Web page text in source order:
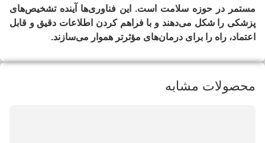
مستمر در حوزه سلامت است. این فناوری‌ها آینده تشخیص‌های
پزشکی را شکل می‌دهند و با فراهم کردن اطلاعات دقیق و قابل
اعتماد، راه را برای درمان‌های مؤثرتر هموار می‌سازند.
محصولات مشابه